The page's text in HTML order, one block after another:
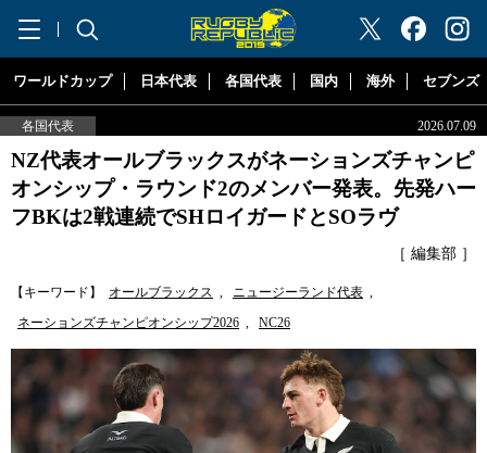
"ラグビーリパブリック"
ワールドカップ 日本代表 各国代表 国内 海外 セブンズ
各国代表 2026.07.09
NZ代表オールブラックスがネーションズチャンピ
オンシップ・ラウンド2のメンバー発表。先発ハー
フBKは2戦連続でSHロイガードとSOラヴ
［ 編集部 ］
【キーワード】 オールブラックス , ニュージーランド代表 ,
ネーションズチャンピオンシップ2026 , NC26